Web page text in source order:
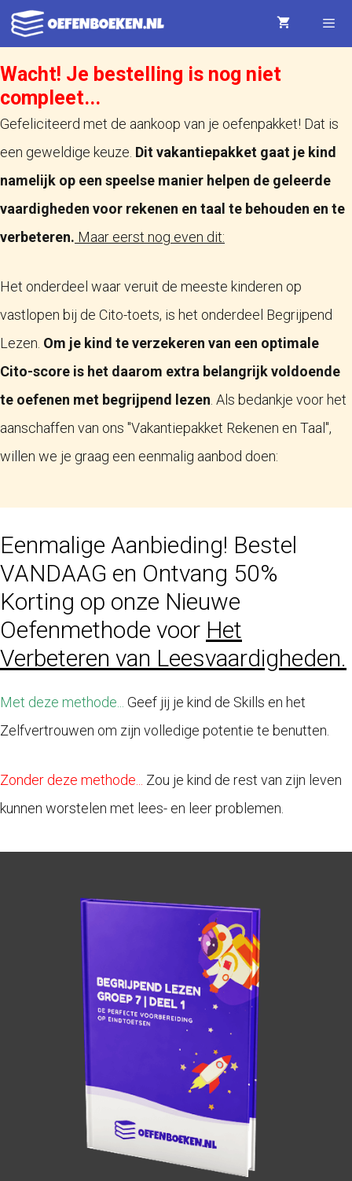
Ga
naar
de
inhoud
Wacht! Je bestelling is nog niet
compleet...
Gefeliciteerd met de aankoop van je oefenpakket! Dat is
een geweldige keuze. Dit vakantiepakket gaat je kind
namelijk op een speelse manier helpen de geleerde
vaardigheden voor rekenen en taal te behouden en te
verbeteren. Maar eerst nog even dit:
Het onderdeel waar veruit de meeste kinderen op
vastlopen bij de Cito-toets, is het onderdeel Begrijpend
Lezen. Om je kind te verzekeren van een optimale
Cito-score is het daarom extra belangrijk voldoende
te oefenen met begrijpend lezen . Als bedankje voor het
aanschaffen van ons "Vakantiepakket Rekenen en Taal",
willen we je graag een eenmalig aanbod doen:
Eenmalige Aanbieding! Bestel
VANDAAG en Ontvang 50%
Korting op onze Nieuwe
Oefenmethode voor Het
Verbeteren van Leesvaardigheden.
Met deze methode...
Geef jij je kind de Skills en het
Zelfvertrouwen om zijn volledige potentie te benutten.
Zonder deze methode...
Zou je kind de rest van zijn leven
kunnen worstelen met lees- en leer problemen.